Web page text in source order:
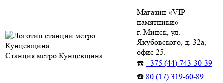
Станция метро Кунцевщина
Магазин «VIP
памятники»
г. Минск, ул.
Якубовского, д. 32а,
офис 25.
☎️ +375 (44) 743-30-39
☎️ 80 (17) 319-60-89